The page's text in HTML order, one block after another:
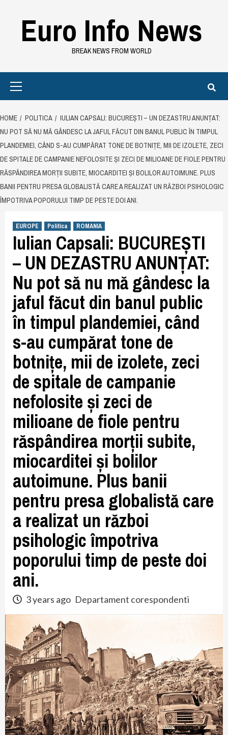
contentEuro Info News
BREAK NEWS FROM WORLD
HOME POLITICA
IULIAN CAPSALI: BUCUREȘTI – UN DEZASTRU ANUNȚAT:
NU POT SĂ NU MĂ GÂNDESC LA JAFUL FĂCUT DIN BANUL PUBLIC ÎN TIMPUL
PLANDEMIEI, CÂND S-AU CUMPĂRAT TONE DE BOTNIȚE, MII DE IZOLETE, ZECI
DE SPITALE DE CAMPANIE NEFOLOSITE ȘI ZECI DE MILIOANE DE FIOLE PENTRU
RĂSPÂNDIREA MORȚII SUBITE, MIOCARDITEI ȘI BOLILOR AUTOIMUNE. PLUS
BANII PENTRU PRESA GLOBALISTĂ CARE A REALIZAT UN RĂZBOI PSIHOLOGIC
ÎMPOTRIVA POPORULUI TIMP DE PESTE DOI ANI.
EUROPE Politica ROMANIA
Iulian Capsali: BUCUREȘTI
– UN DEZASTRU ANUNȚAT:
Nu pot să nu mă gândesc la
jaful făcut din banul public
în timpul plandemiei, când
s-au cumpărat tone de
botnițe, mii de izolete, zeci
de spitale de campanie
nefolosite și zeci de
milioane de fiole pentru
răspândirea morții subite,
miocarditei și bolilor
autoimune. Plus banii
pentru presa globalistă care
a realizat un război
psihologic împotriva
poporului timp de peste doi
ani.
3 years ago Departament corespondenti